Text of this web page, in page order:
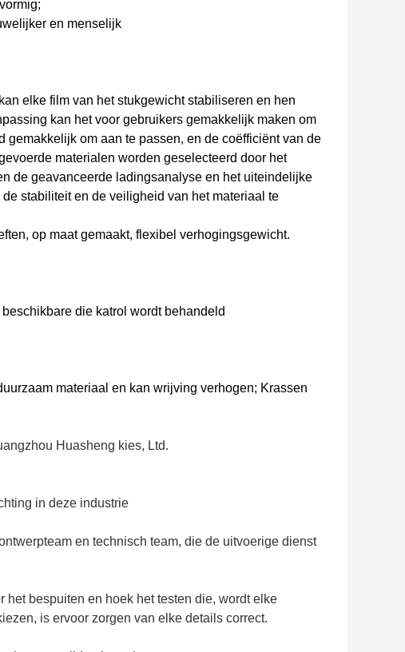
en menselijk
elke film van het stukgewicht stabiliseren en hen
kan het voor gebruikers gemakkelijk maken om
om aan te passen, en de coëfficiënt van de
materialen worden geselecteerd door het
de geavanceerde ladingsanalyse en het uiteindelijke
stabiliteit en de veiligheid van het materiaal te
op maat gemaakt, flexibel verhogingsgewicht.
die katrol wordt behandeld
materiaal en kan wrijving verhogen; Krassen
Huasheng kies, Ltd.
in deze industrie
en technisch team, die de uitvoerige dienst
bespuiten en hoek het testen die, wordt elke
is ervoor zorgen van elke details correct.